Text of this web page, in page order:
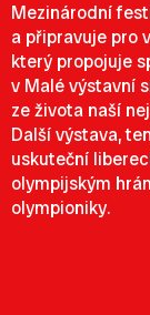
Mezinárodní
a připravuje pro
který propojuje
v Malé výstavní
ze života naší
Další výstava,
uskuteční
olympijským
olympioniky.